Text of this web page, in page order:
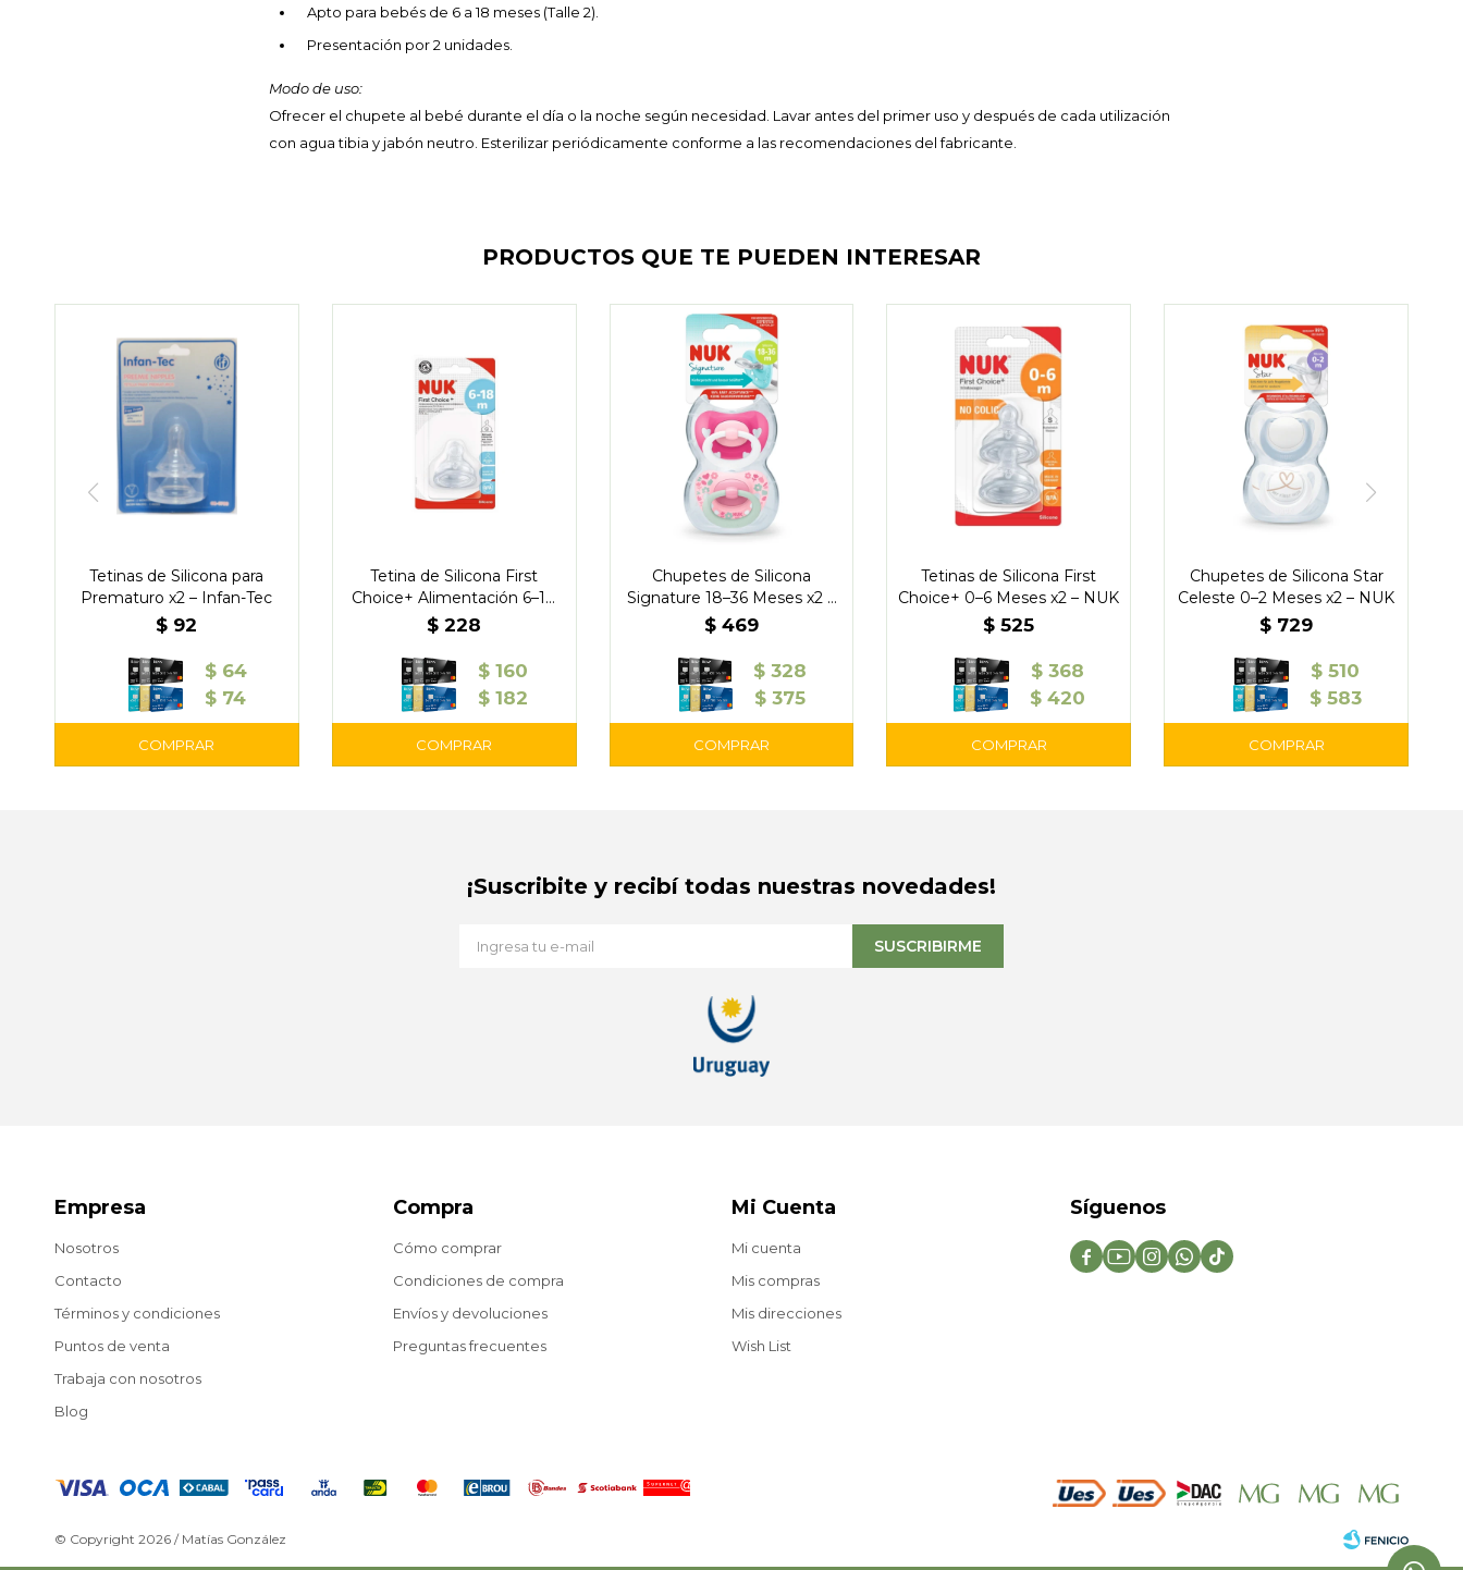
Apto para bebés de 6 a 18 meses (Talle 2).
Presentación por 2 unidades.
Modo de uso:
Ofrecer el chupete al bebé durante el día o la noche según necesidad. Lavar antes del primer uso y después de cada utilización
con agua tibia y jabón neutro. Esterilizar periódicamente conforme a las recomendaciones del fabricante.
PRODUCTOS QUE TE PUEDEN INTERESAR
Tetinas de Silicona para
Prematuro x2 – Infan-Tec
$ 92
$ 64
$ 74
Tetina de Silicona First
Choice+ Alimentación 6–18
Meses – NUK
$ 228
$ 160
$ 182
Chupetes de Silicona
Signature 18–36 Meses x2 –
NUK
$ 469
$ 328
$ 375
Tetinas de Silicona First
Choice+ 0–6 Meses x2 – NUK
$ 525
$ 368
$ 420
Chupetes de Silicona Star
Celeste 0–2 Meses x2 – NUK
$ 729
$ 510
$ 583
Empresa
Nosotros
Contacto
Términos y condiciones
Puntos de venta
Trabaja con nosotros
Blog
Compra
Cómo comprar
Condiciones de compra
Envíos y devoluciones
Preguntas frecuentes
Mi Cuenta
Mi cuenta
Mis compras
Mis direcciones
Wish List
Síguenos
    
¡Suscribite y recibí todas nuestras novedades!
SUSCRIBIRME
© Copyright 2026 / Matías González